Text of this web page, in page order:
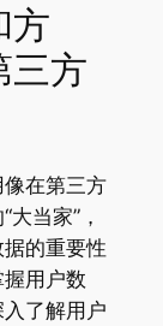
方
三方
在第三方
当家”，
的重要性
用户数
了解用户